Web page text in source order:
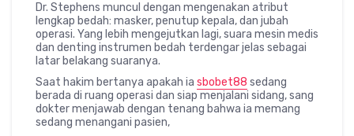
Dr. Stephens muncul dengan mengenakan atribut
lengkap bedah: masker, penutup kepala, dan jubah
operasi. Yang lebih mengejutkan lagi, suara mesin medis
dan denting instrumen bedah terdengar jelas sebagai
latar belakang suaranya.
Saat hakim bertanya apakah ia sbobet88 sedang
berada di ruang operasi dan siap menjalani sidang, sang
dokter menjawab dengan tenang bahwa ia memang
sedang menangani pasien,